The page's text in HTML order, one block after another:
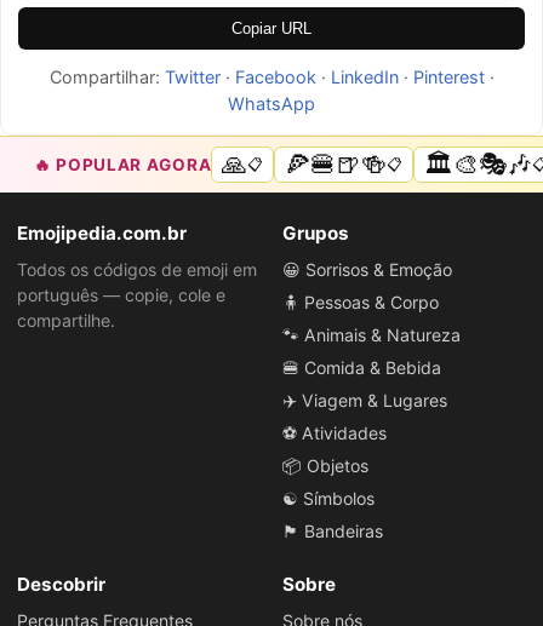
Copiar URL
Compartilhar: Twitter· Facebook · LinkedIn· Pinterest·
WhatsApp
🔥 POPULAR AGORA 🙏📋 🍕🍔🍺🍻📋 🏛️🎨🎭🎶
Emojipedia.com.br
Todos os códigos de emoji em
português — copie, cole e
compartilhe.
Grupos
😀 Sorrisos & Emoção
🧍 Pessoas & Corpo
🐾 Animais & Natureza
🍔 Comida & Bebida
✈️ Viagem & Lugares
⚽ Atividades
📦 Objetos
☯️ Símbolos
🏴 Bandeiras
Descobrir
Perguntas Frequentes
Sobre
Sobre nós